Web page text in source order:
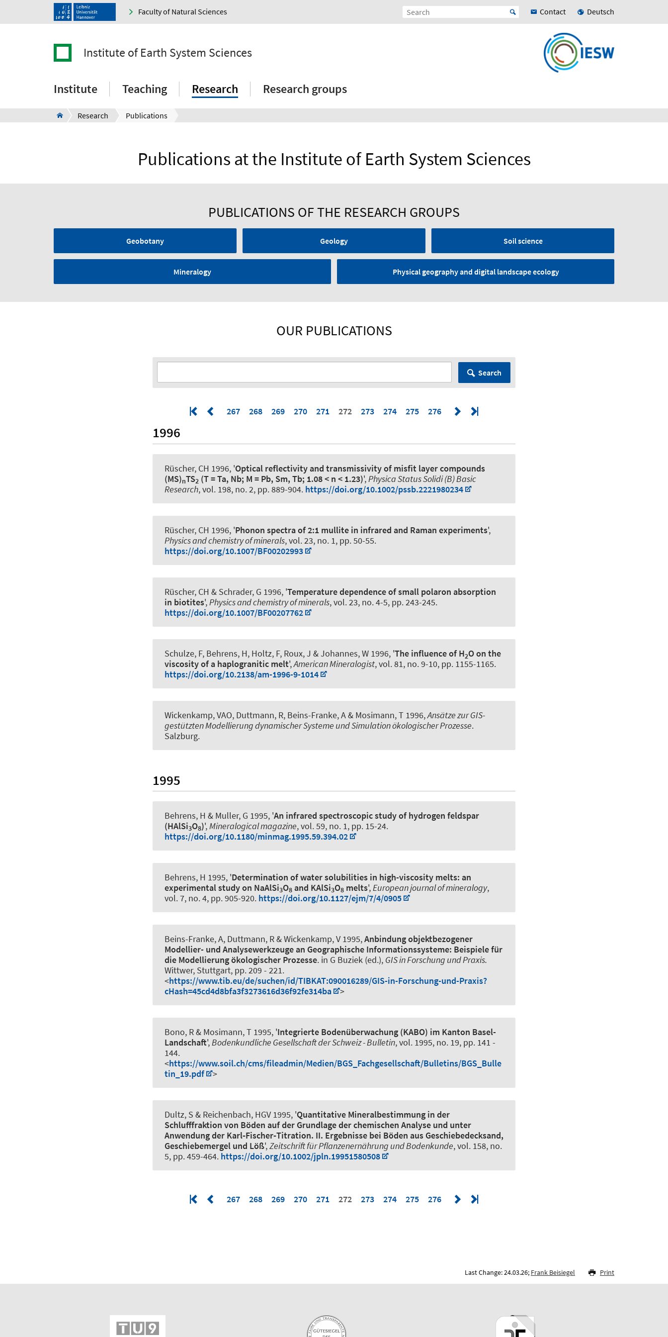
Faculty of Natural Sciences Contact Deutsch
Institute of Earth System Sciences
Institute Teaching Research Research groups
Research Publications
Publications at the Institute of Earth System Sciences
PUBLICATIONS OF THE RESEARCH GROUPS
Geobotany Geology Soil science
Mineralogy Physical geography and digital landscape ecology
OUR PUBLICATIONS
Search
267 268 269 270 271 272 273 274 275 276
1996
Rüscher, CH 1996, 'Optical reflectivity and transmissivity of misfit layer compounds
(MS)nTS2 (T = Ta, Nb; M = Pb, Sm, Tb; 1.08 < n < 1.23)', Physica Status Solidi (B) Basic
Research, vol. 198, no. 2, pp. 889-904. https://doi.org/10.1002/pssb.2221980234
Rüscher, CH 1996, 'Phonon spectra of 2:1 mullite in infrared and Raman experiments',
Physics and chemistry of minerals, vol. 23, no. 1, pp. 50-55.
https://doi.org/10.1007/BF00202993
Rüscher, CH & Schrader, G 1996, 'Temperature dependence of small polaron absorption
in biotites',Physics and chemistry of minerals, vol. 23, no. 4-5, pp. 243-245.
https://doi.org/10.1007/BF00207762
Schulze, F, Behrens, H, Holtz, F, Roux, J & Johannes, W 1996, 'The influence of H2O on the
viscosity of a haplogranitic melt',American Mineralogist, vol. 81, no. 9-10, pp. 1155-1165.
https://doi.org/10.2138/am-1996-9-1014
Wickenkamp, VAO, Duttmann, R, Beins-Franke, A & Mosimann, T 1996,Ansätze zur GIS-
gestützten Modellierung dynamischer Systeme und Simulation ökologischer Prozesse.
Salzburg.
1995
Behrens, H & Muller, G 1995, 'An infrared spectroscopic study of hydrogen feldspar
(HAlSi3O8)',Mineralogical magazine, vol. 59, no. 1, pp. 15-24.
https://doi.org/10.1180/minmag.1995.59.394.02
Behrens, H 1995, 'Determination of water solubilities in high-viscosity melts: an
experimental study on NaAlSi3O8 and KAlSi3O8 melts',European journal of mineralogy,
vol. 7, no. 4, pp. 905-920. https://doi.org/10.1127/ejm/7/4/0905
Beins-Franke, A, Duttmann, R & Wickenkamp, V 1995,Anbindung objektbezogener
Modellier- und Analysewerkzeuge an Geographische Informationssysteme: Beispiele für
die Modellierung ökologischer Prozesse. in G Buziek (ed.), GIS in Forschung und Praxis.
Wittwer, Stuttgart, pp. 209 - 221.
<https://www.tib.eu/de/suchen/id/TIBKAT:090016289/GIS-in-Forschung-und-Praxis?
cHash=45cd4d8bfa3f3273616d36f92fe314ba
>
Bono, R & Mosimann, T 1995, 'Integrierte Bodenüberwachung (KABO) im Kanton Basel-
Landschaft',Bodenkundliche Gesellschaft der Schweiz - Bulletin, vol. 1995, no. 19, pp. 141 -
144.
<https://www.soil.ch/cms/fileadmin/Medien/BGS_Fachgesellschaft/Bulletins/BGS_Bulle
tin_19.pdf
>
Dultz, S & Reichenbach, HGV 1995, 'Quantitative Mineralbestimmung in der
Schlufffraktion von Böden auf der Grundlage der chemischen Analyse und unter
Anwendung der Karl‐Fischer‐Titration. II. Ergebnisse bei Böden aus Geschiebedecksand,
Geschiebemergel und Löß',Zeitschrift für Pflanzenernährung und Bodenkunde, vol. 158, no.
5, pp. 459-464. https://doi.org/10.1002/jpln.19951580508
267 268 269 270 271 272 273 274 275 276
Last Change: 24.03.26; Frank Beisiegel Print